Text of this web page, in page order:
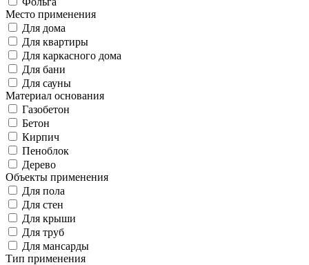
Место применения
Для дома
Для квартиры
Для каркасного дома
Для бани
Для сауны
Материал основания
Газобетон
Бетон
Кирпич
Пеноблок
Дерево
Объекты применения
Для пола
Для стен
Для крыши
Для труб
Для мансарды
Тип применения